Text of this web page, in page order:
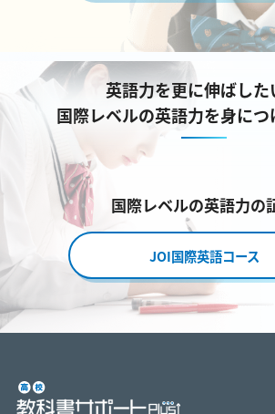
英語力を更に伸ばした
国際レベルの英語力を身に
国際レベルの英語力の
JOI国際英語コース